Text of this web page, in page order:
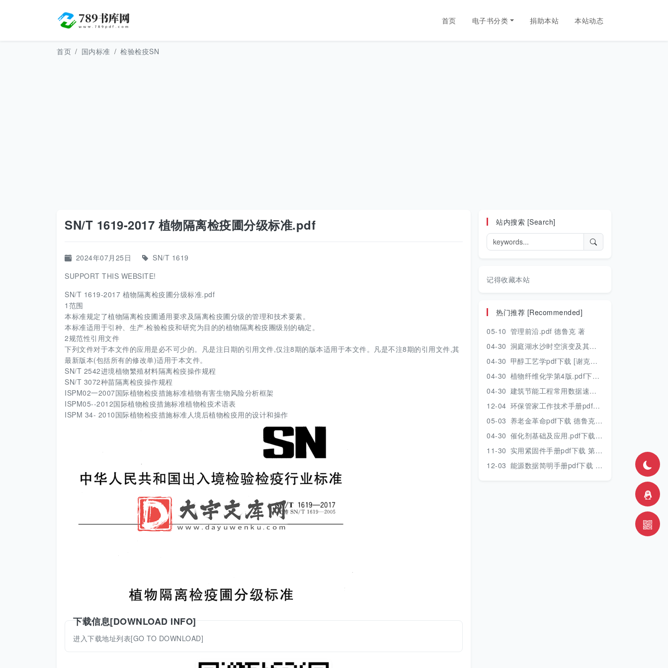
首页 电子书分类 捐助本站 本站动态
首页 国内标准 检验检疫SN
SN/T 1619-2017 植物隔离检疫圃分级标准.pdf
2024年07月25日
SN/T 1619
SUPPORT THIS WEBSITE!
SN/T 1619-2017 植物隔离检疫圃分级标准.pdf
1范围
本标准规定了植物隔离检疫圃通用要求及隔离检疫圃分级的管理和技术要素。
本标准适用于引种、生产.检验检疫和研究为目的的植物隔离检疫團级别的确定。
2规范性引用文件
下列文件对于本文件的应用是必不可少的。凡是注日期的引用文件,仅注8期的版本适用于本文件。凡是不注8期的引用文件,其
最新版本(包括所有的修改单)适用于本文件。
SN/T 2542进境植物繁殖材料隔离检疫操作规程
SN/T 3072种苗隔离检疫操作规程
ISPM02一2007国际植物检疫措施标准植物有害生物风险分析框架
ISPM05--2012国际植物检疫措施标准植物检疫术语表
ISPM 34- 2010国际植物检疫措施标准人境后植物检疫用的设计和操作
下载信息[DOWNLOAD INFO]
进入下载地址列表[GO TO DOWNLOAD]
站内搜索 [Search]
记得收藏本站
热门推荐 [Recommended]
05-10 管理前沿.pdf 德鲁克 著
04-30 洞庭湖水沙时空演变及其对水资源安全的影响研究.pdf 胡光伟 著 2017年版
04-30 甲醇工艺学pdf下载 [谢克昌 房鼎业主编] 2010年版
04-30 植物纤维化学第4版.pdf下载 [裴继诚主编] 2012年版
04-30 建筑节能工程常用数据速查手册.pdf下载 [陈慢勤著] 2010年版
12-04 环保管家工作技术手册pdf下载 2019年版
05-03 养老金革命pdf下载 德鲁克 著
04-30 催化剂基础及应用.pdf下载 [季生福 张谦温 赵彬侠编] 2011年版
11-30 实用紧固件手册pdf下载 第三版 2018年版
12-03 能源数据简明手册pdf下载 2017版